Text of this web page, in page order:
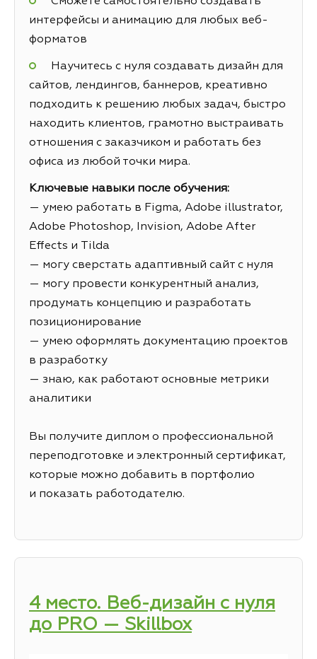
интерфейсы и анимацию для любых веб-
форматов
Научитесь с нуля создавать дизайн для
сайтов, лендингов, баннеров, креативно
подходить к решению любых задач, быстро
находить клиентов, грамотно выстраивать
отношения с заказчиком и работать без
офиса из любой точки мира.
Ключевые навыки после обучения:
— умею работать в Figma, Adobe illustrator,
Adobe Photoshop, Invision, Adobe After
Effects и Tilda
— могу сверстать адаптивный сайт с нуля
— могу провести конкурентный анализ,
продумать концепцию и разработать
позиционирование
— умею оформлять документацию проектов
в разработку
— знаю, как работают основные метрики
аналитики
Вы получите диплом о профессиональной
переподготовке и электронный сертификат,
которые можно добавить в портфолио
и показать работодателю.
4 место. Веб-дизайн с нуля
до PRO — Skillbox